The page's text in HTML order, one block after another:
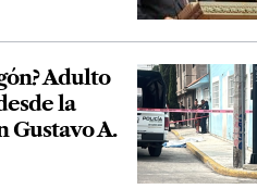
Adulto
la
Gustavo A.